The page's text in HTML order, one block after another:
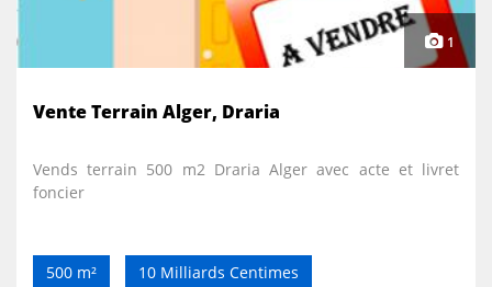
1
Vente Terrain Alger, Draria
Vends terrain 500 m2 Draria Alger avec acte et livret
foncier
500 m² 10 Milliards Centimes